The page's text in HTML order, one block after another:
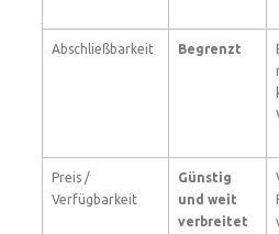
Abschließbarkeit Begrenzt
Preis /
Verfügbarkeit
Günstig
und weit
verbreitet